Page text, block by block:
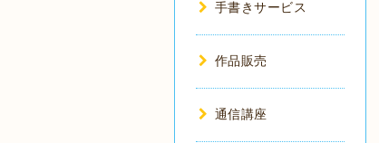
手書きサービス
作品販売
通信講座